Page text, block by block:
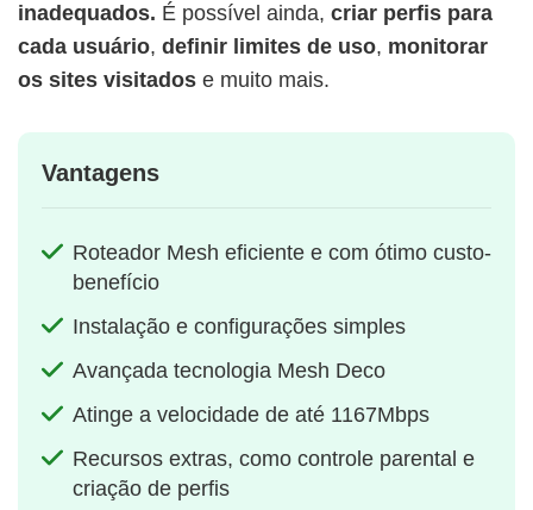
inadequados. É possível ainda, criar perfis para
cada usuário, definir limites de uso, monitorar
os sites visitados e muito mais.
Vantagens
Roteador Mesh eficiente e com ótimo custo-
benefício
Instalação e configurações simples
Avançada tecnologia Mesh Deco
Atinge a velocidade de até 1167Mbps
Recursos extras, como controle parental e
criação de perfis